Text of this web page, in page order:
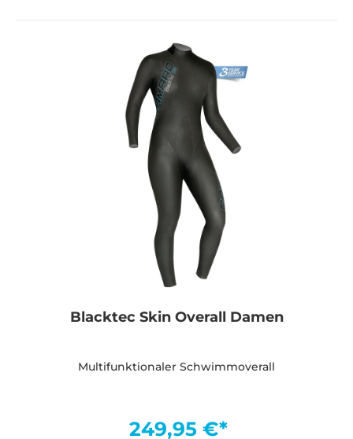
Blacktec Skin Overall Damen
Multifunktionaler Schwimmoverall
249,95 €*